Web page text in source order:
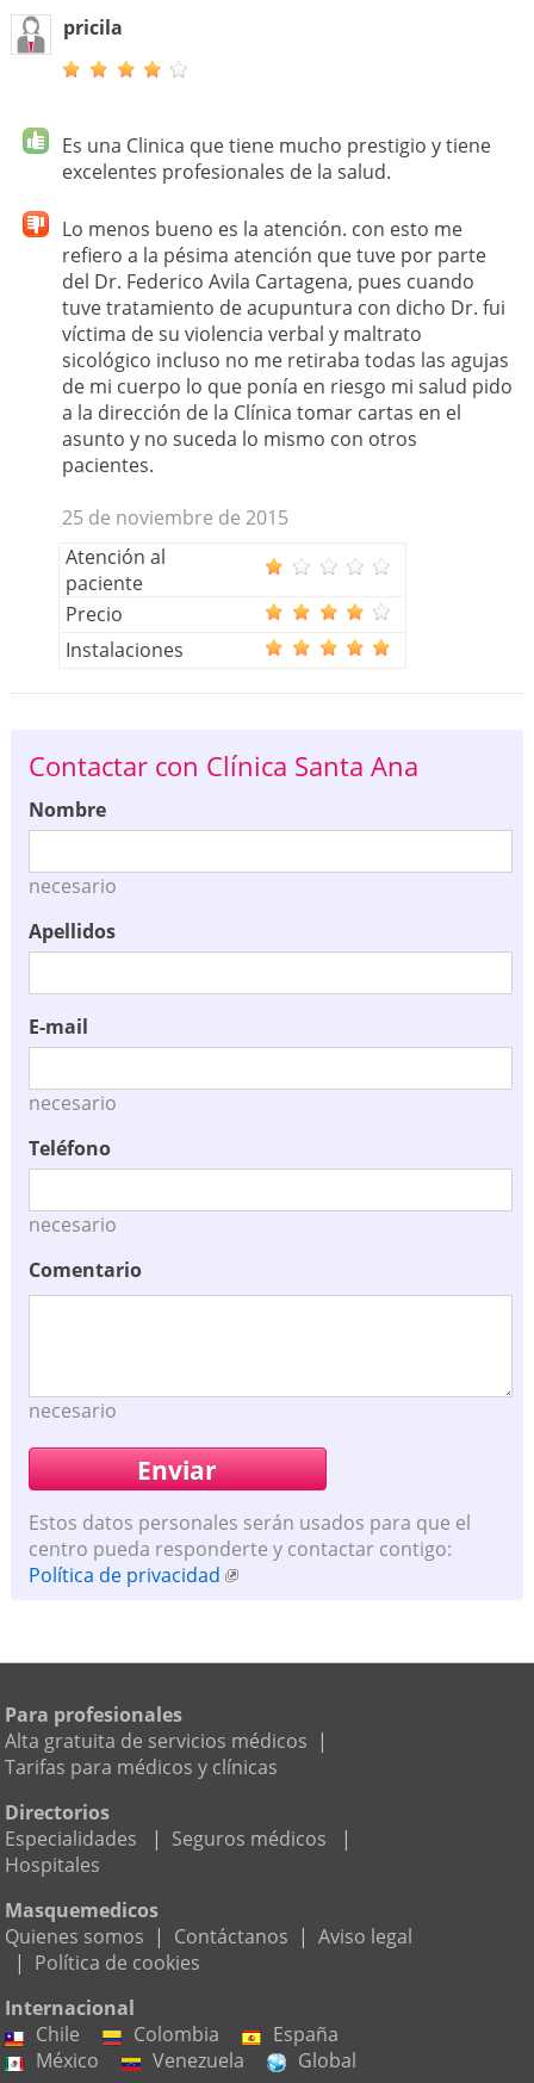
pricila
Es una Clinica que tiene mucho prestigio y tiene
excelentes profesionales de la salud.
Lo menos bueno es la atención. con esto me
refiero a la pésima atención que tuve por parte
del Dr. Federico Avila Cartagena, pues cuando
tuve tratamiento de acupuntura con dicho Dr. fui
víctima de su violencia verbal y maltrato
sicológico incluso no me retiraba todas las agujas
de mi cuerpo lo que ponía en riesgo mi salud pido
a la dirección de la Clínica tomar cartas en el
asunto y no suceda lo mismo con otros
pacientes.
25 de noviembre de 2015
Atención al
paciente
Precio
Instalaciones
Contactar con Clínica Santa Ana
Nombre
necesario
Apellidos
E-mail
necesario
Teléfono
necesario
Comentario
necesario
Estos datos personales serán usados para que el
centro pueda responderte y contactar contigo:
Política de privacidad
Para profesionales
Alta gratuita de servicios médicos |
Tarifas para médicos y clínicas
Directorios
Especialidades
| Seguros médicos
|
Hospitales
Masquemedicos
Quienes somos | Contáctanos | Aviso legal
| Política de cookies
Internacional
Chile
Colombia
España
México
Venezuela Global